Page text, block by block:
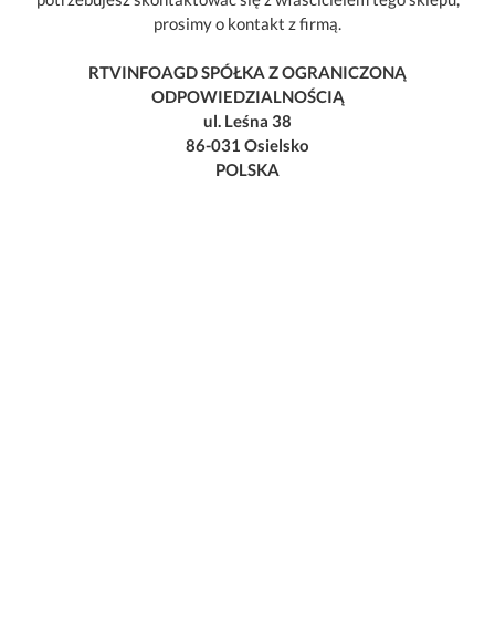
prosimy o kontakt z firmą.
RTVINFOAGD SPÓŁKA Z OGRANICZONĄ
ODPOWIEDZIALNOŚCIĄ
ul. Leśna 38
86-031 Osielsko
POLSKA